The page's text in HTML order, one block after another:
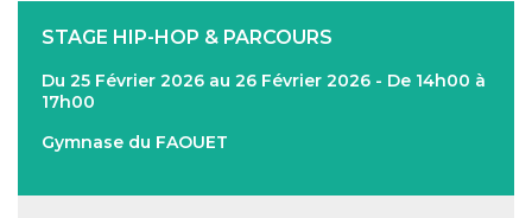
STAGE HIP-HOP & PARCOURS
Du 25 Février 2026 au 26 Février 2026 - De 14h00 à
17h00
Gymnase du FAOUET